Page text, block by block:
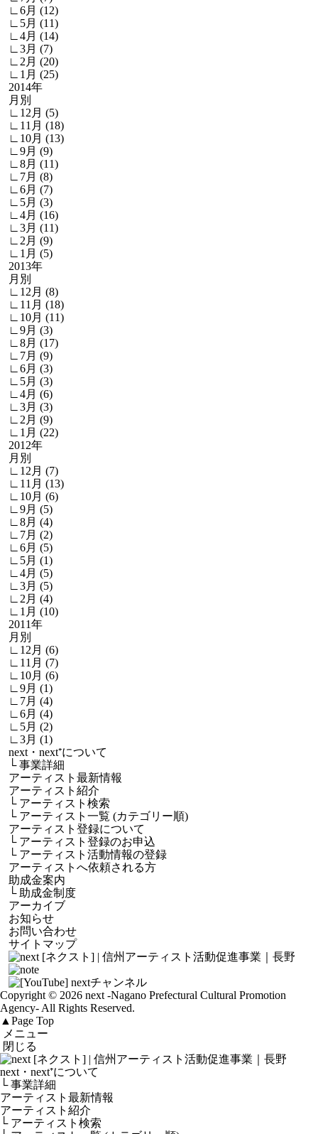
∟6月 (12)
∟5月 (11)
∟4月 (14)
∟3月 (7)
∟2月 (20)
∟1月 (25)
2014年
月別
∟12月 (5)
∟11月 (18)
∟10月 (13)
∟9月 (9)
∟8月 (11)
∟7月 (8)
∟6月 (7)
∟5月 (3)
∟4月 (16)
∟3月 (11)
∟2月 (9)
∟1月 (5)
2013年
月別
∟12月 (8)
∟11月 (18)
∟10月 (11)
∟9月 (3)
∟8月 (17)
∟7月 (9)
∟6月 (3)
∟5月 (3)
∟4月 (6)
∟3月 (3)
∟2月 (9)
∟1月 (22)
2012年
月別
∟12月 (7)
∟11月 (13)
∟10月 (6)
∟9月 (5)
∟8月 (4)
∟7月 (2)
∟6月 (5)
∟5月 (1)
∟4月 (5)
∟3月 (5)
∟2月 (4)
∟1月 (10)
2011年
月別
∟12月 (6)
∟11月 (7)
∟10月 (6)
∟9月 (1)
∟7月 (4)
∟6月 (4)
∟5月 (2)
∟3月 (1)
next・next⁺について
└事業詳細
アーティスト最新情報
アーティスト紹介
└ アーティスト検索
└ アーティスト一覧 (カテゴリー順)
アーティスト登録について
└ アーティスト登録のお申込
└ アーティスト活動情報の登録
アーティストへ依頼される方
助成金案内
└ 助成金制度
アーカイブ
お知らせ
お問い合わせ
サイトマップ
Copyright © 2026 next -Nagano Prefectural Cultural Promotion
Agency- All Rights Reserved.
▲ Page Top
メニュー
閉じる
next・next⁺について
└ 事業詳細
アーティスト最新情報
アーティスト紹介
└ アーティスト検索